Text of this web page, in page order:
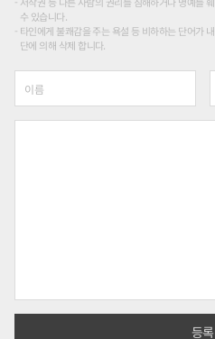
수 있습니다.
타인에게 불쾌감을 주는 욕설 등 비하하는 단어가
단에 의해 삭제 합니다.